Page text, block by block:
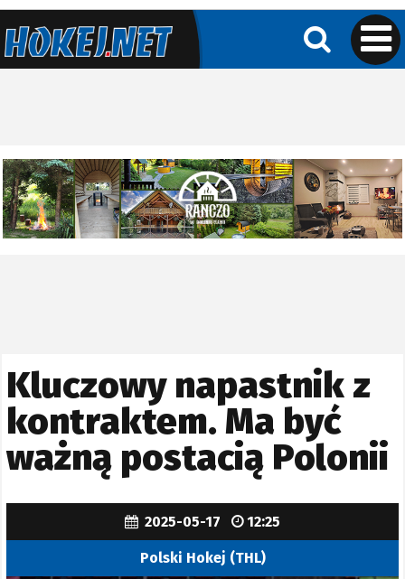
Kluczowy napastnik z
kontraktem. Ma być
ważną postacią Polonii
2025-05-17 12:25
Polski Hokej (THL)